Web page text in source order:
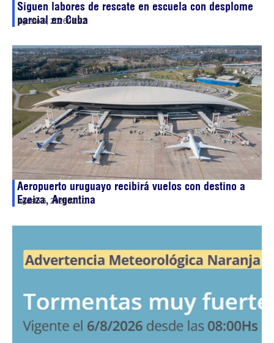
Siguen labores de rescate en escuela con desplome
parcial en Cuba
agosto 6, 202603:22
Aeropuerto uruguayo recibirá vuelos con destino a
Ezeiza, Argentina
agosto 6, 202602:10